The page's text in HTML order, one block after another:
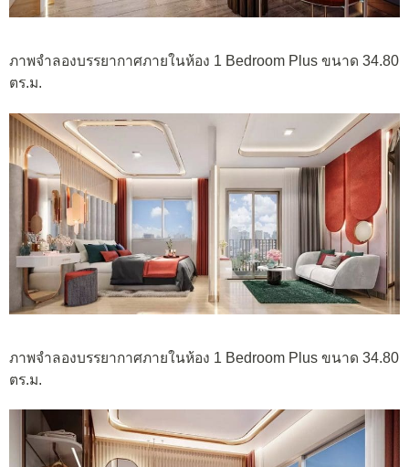
ภาพจำลองบรรยากาศภายในห้อง 1 Bedroom Plus ขนาด 34.80
ตร.ม.
ภาพจำลองบรรยากาศภายในห้อง 1 Bedroom Plus ขนาด 34.80
ตร.ม.